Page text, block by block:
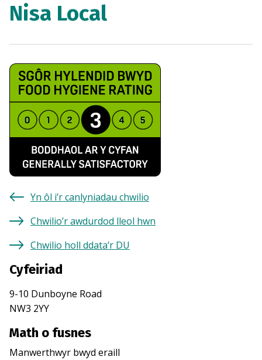
Nisa Local
Yn ôl i’r canlyniadau chwilio
Chwilio’r awdurdod lleol hwn
Chwilio holl ddata’r DU
Cyfeiriad
9-10 Dunboyne Road
NW3 2YY
Math o fusnes
Manwerthwyr bwyd eraill